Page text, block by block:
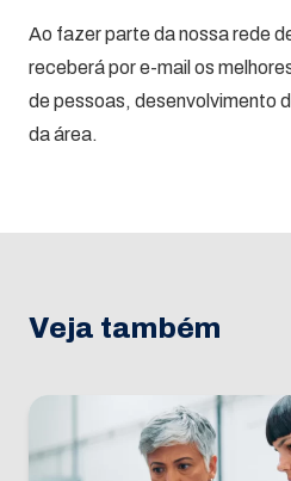
Ao fazer parte da nossa rede
receberá por e-mail os
de pessoas, desenvolvimento
da área.
Veja também